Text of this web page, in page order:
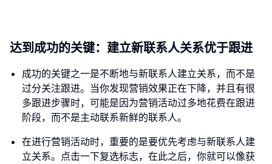
达到成功的关键：建立新联系人关系优于跟进
成功的关键之一是不断地与新联系人建立关系，而不是
过分关注跟进。当你发现营销效果正在下降，并且有很
多跟进步骤时，可能是因为营销活动过多地花费在跟进
阶段，而不是主动联系新鲜的联系人。
在进行营销活动时，重要的是要优先考虑与新联系人建
立关系。点击一下复选标志，在此之后，你就可以像获